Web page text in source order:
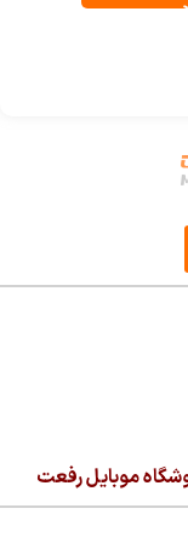
موبایل رفعت